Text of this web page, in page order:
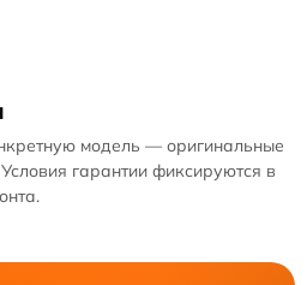
модель — оригинальные
гарантии фиксируются в